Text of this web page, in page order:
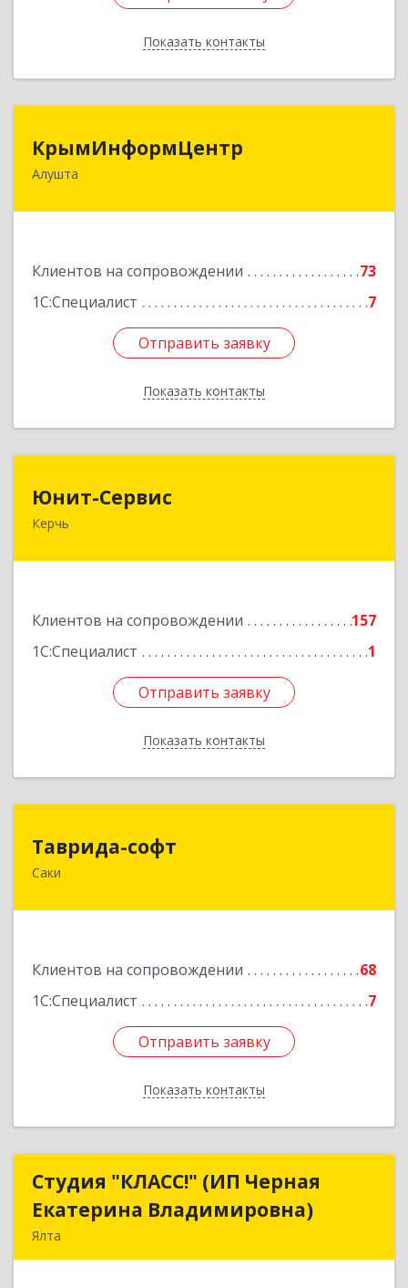
Показать контакты
Назад
КрымИнформЦентр
Алушта
Клиентов на сопровождении
73
1С:Специалист
7
Отправить заявку
Показать контакты
298500, Крым Респ, Алушта г, Горького ул, дом
Отправить заявку
Назад
Юнит-Сервис
Керчь
Клиентов на сопровождении
157
1С:Специалист
1
Отправить заявку
Показать контакты
298300, Крым Респ, Керчь г, Кооперативный
Отправить заявку
Назад
Таврида-софт
Саки
Клиентов на сопровождении
68
1С:Специалист
7
Отправить заявку
Показать контакты
Подробнее
Отправить заявку
Назад
Студия "КЛАСС!" (ИП Черная
Екатерина Владимировна)
Ялта
Студия "КЛАСС!" (ИП Черная
Екатерина Владимировна)